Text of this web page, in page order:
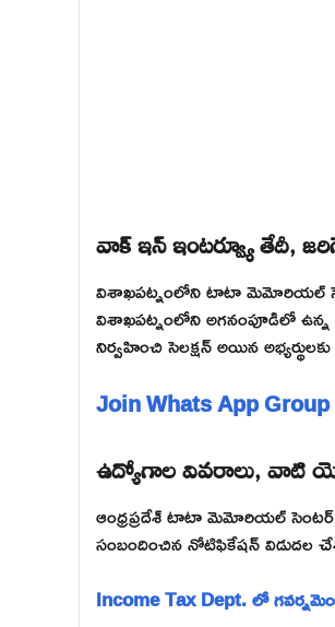
వాక్ ఇన్ ఇంటర్వ్యూ తేదీ,
విశాఖపట్నంలోని టాటా మెమోరియల్
విశాఖపట్నంలోని అగనంపూడిలో ఉన్న
నిర్వహించి సెలక్షన్ అయిన
Join Whats App Group
ఉద్యోగాల వివరాలు, వాటి
ఆంధ్రప్రదేశ్ టాటా మెమోరియల్
సంబందించిన నోటిఫికేషన్ విడుదల
Income Tax Dept. లో